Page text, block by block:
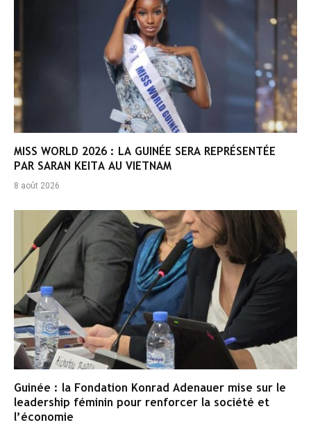
MISS WORLD 2026 : LA GUINÉE SERA REPRÉSENTÉE
PAR SARAN KEITA AU VIETNAM
8 août 2026
Guinée : la Fondation Konrad Adenauer mise sur le
leadership féminin pour renforcer la société et
l’économie